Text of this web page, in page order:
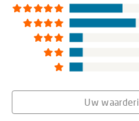
vormgegeven en daarmee
uitnodigend om mee op reis te
Uw